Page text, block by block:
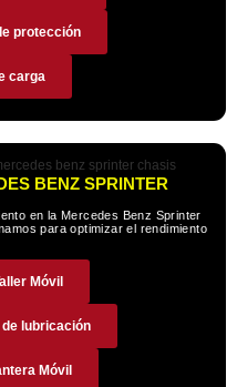
protección
carga
BENZ SPRINTER
en la Mercedes Benz Sprinter
para optimizar el rendimiento
Móvil
lubricación
Móvil